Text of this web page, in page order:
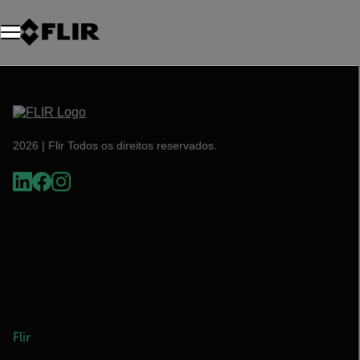
2026 | Flir Todos os direitos reservados.
Flir